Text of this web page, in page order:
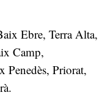
Ebre, Terra Alta,
Camp,
Penedès, Priorat,